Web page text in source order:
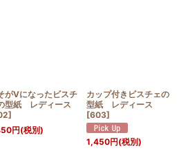
がVになったビスチ
型紙 レディース
]
円(税別)
カップ付きビスチェの
型紙 レディース
[603]
1,450円(税別)